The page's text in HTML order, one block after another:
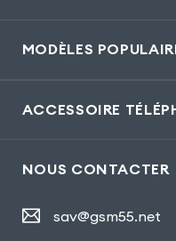
MODÈLES
ACCESSOIRE
NOUS CONTACTER
sav@gsm55.net